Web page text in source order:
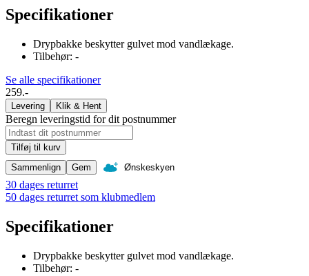
Specifikationer
Drypbakke beskytter gulvet mod vandlækage.
Tilbehør: -
Se alle specifikationer
259.-
Levering Klik & Hent
Beregn leveringstid for dit postnummer
Tilføj til kurv
Sammenlign
Gem Ønskeskyen
30 dages returret
50 dages returret som klubmedlem
Specifikationer
Drypbakke beskytter gulvet mod vandlækage.
Tilbehør: -